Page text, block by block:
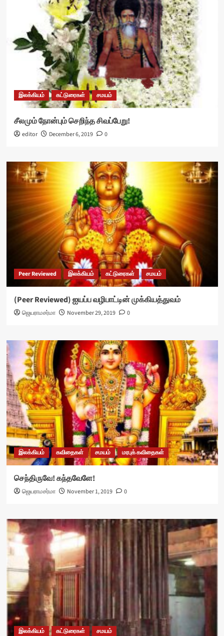
இலக்கியம் கட்டுரைகள் சமயம்
சீலமும் நோன்பும் செறிந்த சிவப்பேறு!
editor December 6, 2019 0
Peer Reviewed இலக்கியம் கட்டுரைகள் சமயம்
(Peer Reviewed) ஐயப்ப வழிபாட்டின் முக்கியத்துவம்
ஜெயராமசர்மா November 29, 2019 0
இலக்கியம் கவிதைகள் சமயம் மரபுக் கவிதைகள்
செந்திருவே! கந்தவேளே!
ஜெயராமசர்மா November 1, 2019 0
இலக்கியம் கட்டுரைகள் சமயம்